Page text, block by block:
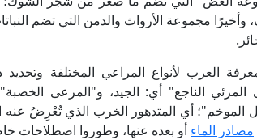
مجموعة الأرواث والدمن التي تضم
العرب لأنواع المراعي المختلفة وتحديد
المرئي الناجع" أي: الجيد، و"المرعى
الموخم"؛ أي المتدهور الخرب الذي تُعْرِضُ عنه
مصادر الماء أو بعده عنها، وطوروا اصطلاحات